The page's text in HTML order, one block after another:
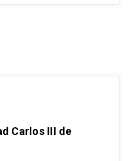
Carlos III de